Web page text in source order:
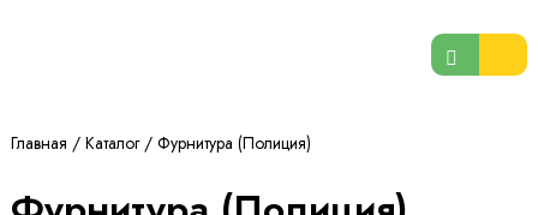
Главная / Каталог / Фурнитура (Полиция)